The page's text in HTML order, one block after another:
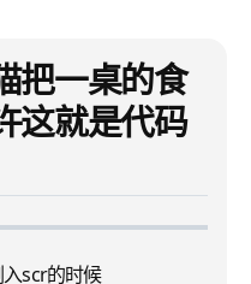
把一桌的食
这就是代码
scr的时候